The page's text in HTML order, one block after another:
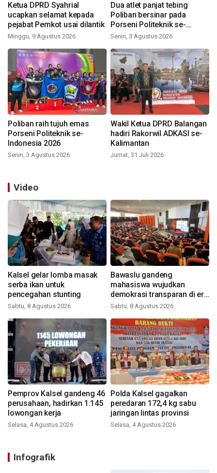
Ketua DPRD Syahrial
ucapkan selamat kepada
pejabat Pemkot usai dilantik
Minggu, 9 Agustus 2026
Dua atlet panjat tebing
Poliban bersinar pada
Porseni Politeknik se-
Indonesia 2026
Senin, 3 Agustus 2026
Poliban raih tujuh emas
Porseni Politeknik se-
Indonesia 2026
Senin, 3 Agustus 2026
Wakil Ketua DPRD Balangan
hadiri Rakorwil ADKASI se-
Kalimantan
Jumat, 31 Juli 2026
Video
Kalsel gelar lomba masak
serba ikan untuk
pencegahan stunting
Sabtu, 8 Agustus 2026
Bawaslu gandeng
mahasiswa wujudkan
demokrasi transparan di era
digital
Sabtu, 8 Agustus 2026
Pemprov Kalsel gandeng 46
perusahaan, hadirkan 1.145
lowongan kerja
Selasa, 4 Agustus 2026
Polda Kalsel gagalkan
peredaran 172,4 kg sabu
jaringan lintas provinsi
Selasa, 4 Agustus 2026
Infografik